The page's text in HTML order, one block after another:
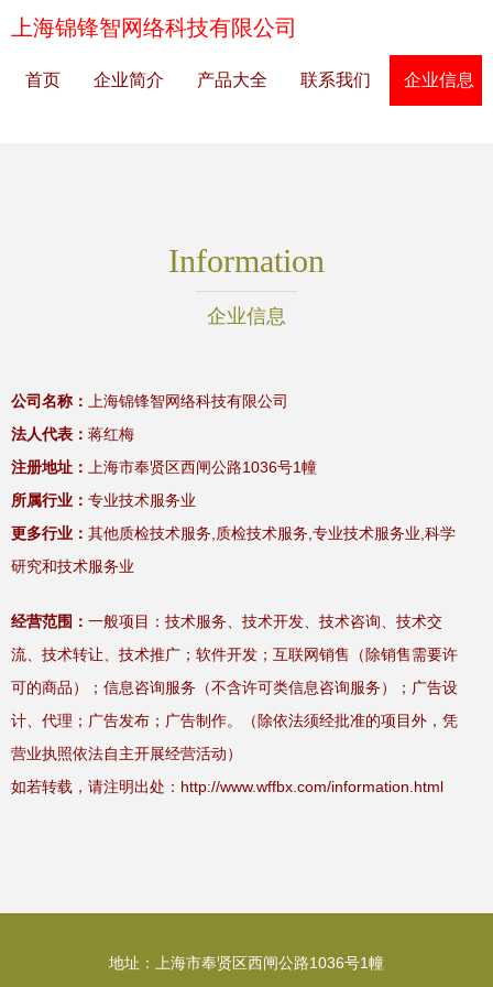
上海锦锋智网络科技有限公司
首页 企业简介 产品大全 联系我们 企业信息
Information
企业信息
公司名称：
上海锦锋智网络科技有限公司
法人代表： 蒋红梅
注册地址：
上海市奉贤区西闸公路1036号1幢
所属行业： 专业技术服务业
更多行业： 其他质检技术服务,质检技术服务,专业技术服务业,科学
研究和技术服务业
经营范围： 一般项目：技术服务、技术开发、技术咨询、技术交
流、技术转让、技术推广；软件开发；互联网销售（除销售需要许
可的商品）；信息咨询服务（不含许可类信息咨询服务）；广告设
计、代理；广告发布；广告制作。（除依法须经批准的项目外，凭
营业执照依法自主开展经营活动）
如若转载，请注明出处：http://www.wffbx.com/information.html
地址：上海市奉贤区西闸公路1036号1幢